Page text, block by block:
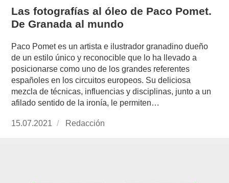
Las fotografías al óleo de Paco Pomet.
De Granada al mundo
Paco Pomet es un artista e ilustrador granadino dueño
de un estilo único y reconocible que lo ha llevado a
posicionarse como uno de los grandes referentes
españoles en los circuitos europeos. Su deliciosa
mezcla de técnicas, influencias y disciplinas, junto a un
afilado sentido de la ironía, le permiten…
Publicado
15.07.2021 https://www.experimenta.es/author/redaccion/
Redacción